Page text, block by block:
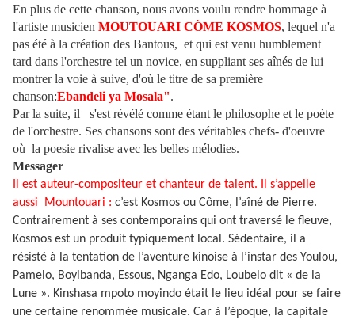
En plus de cette chanson, nous avons voulu rendre hommage à
l'artiste musicien MOUTOUARI CÒME KOSMOS, lequel n'a
pas été à la création des Bantous, et qui est venu humblement
tard dans l'orchestre tel un novice, en suppliant ses aînés de lui
montrer la voie à suive, d'où le titre de sa première
chanson:Ebandeli ya Mosala".
Par la suite, il
s'est révélé comme étant le philosophe et le poète
de l'orchestre. Ses chansons sont des véritables chefs- d'oeuvre
où la poesie rivalise avec les belles mélodies.
Messager
Il est auteur-compositeur et chanteur de talent. Il s’appelle
aussi Mountouari : c’est Kosmos ou Côme, l’aîné de Pierre.
Contrairement à ses contemporains qui ont traversé le fleuve,
Kosmos est un produit typiquement local. Sédentaire, il a
résisté à la tentation de l’aventure kinoise à l’instar des Youlou,
Pamelo, Boyibanda, Essous, Nganga Edo, Loubelo dit « de la
Lune ». Kinshasa mpoto moyindo était le lieu idéal pour se faire
une certaine renommée musicale. Car à l’époque, la capitale